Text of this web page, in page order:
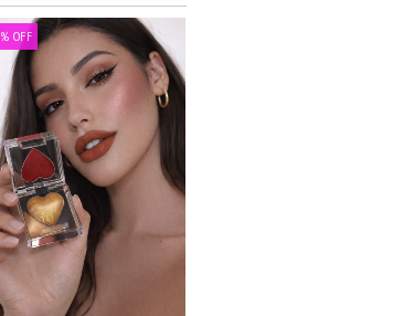
% OFF